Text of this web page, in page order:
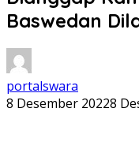
Baswedan
portalswara
8 Desember 20228